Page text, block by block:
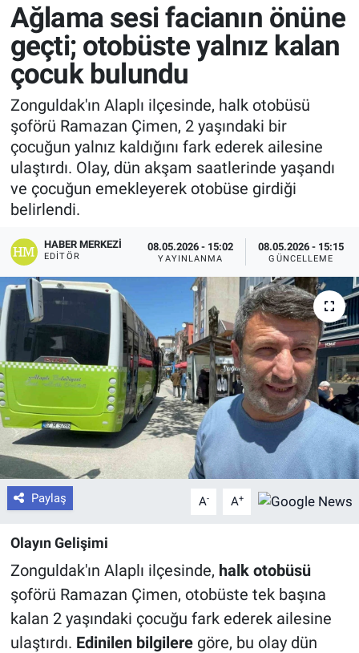
Ağlama sesi facianın önüne
geçti; otobüste yalnız kalan
çocuk bulundu
Zonguldak'ın Alaplı ilçesinde, halk otobüsü
şoförü Ramazan Çimen, 2 yaşındaki bir
çocuğun yalnız kaldığını fark ederek ailesine
ulaştırdı. Olay, dün akşam saatlerinde yaşandı
ve çocuğun emekleyerek otobüse girdiği
belirlendi.
HABER MERKEZI
EDITÖR
08.05.2026 - 15:02
YAYINLANMA
08.05.2026 - 15:15
GÜNCELLEME
Paylaş A- A+
Olayın Gelişimi
Zonguldak'ın Alaplı ilçesinde, halk otobüsü
şoförü Ramazan Çimen, otobüste tek başına
kalan 2 yaşındaki çocuğu fark ederek ailesine
ulaştırdı. Edinilen bilgileregöre, bu olay dün